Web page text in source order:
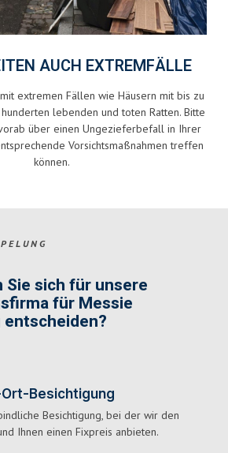
AUCH EXTREMFÄLLE
extremen Fällen wie Häusern mit bis zu
lebenden und toten Ratten. Bitte
über einen Ungezieferbefall in Ihrer
Vorsichtsmaßnahmen treffen
können.
Sie sich für unsere
für Messie
Besichtigung
Besichtigung, bei der wir den
Ihnen einen Fixpreis anbieten.